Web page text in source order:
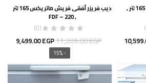
ديب فريزر أفقى فريش فضي 165 لتر ,
السعر
10,599.00 EGP.
ديب فريزر أفقى فريش ماتريكس 165 لتر
, FDF – 220
(0)
11,209.00EGP
السعر
الأصلي
هو:
11,209.00 EGP.
9,499.00EGP
هو:
EGP.
- 15%